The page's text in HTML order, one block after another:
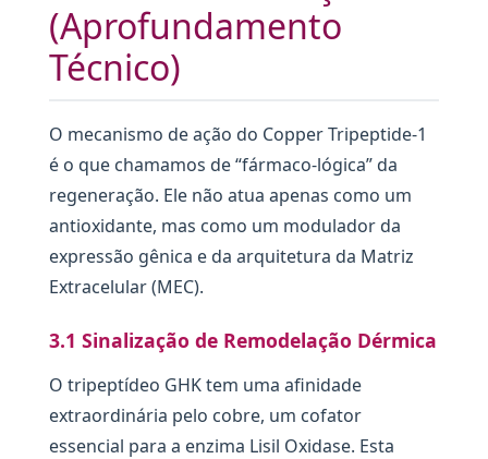
(Aprofundamento
Técnico)
O mecanismo de ação do Copper Tripeptide-1
é o que chamamos de “fármaco-lógica” da
regeneração. Ele não atua apenas como um
antioxidante, mas como um modulador da
expressão gênica e da arquitetura da Matriz
Extracelular (MEC).
3.1 Sinalização de Remodelação Dérmica
O tripeptídeo GHK tem uma afinidade
extraordinária pelo cobre, um cofator
essencial para a enzima Lisil Oxidase. Esta